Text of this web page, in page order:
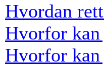
Hvordan
Hvorfor
Hvorfor